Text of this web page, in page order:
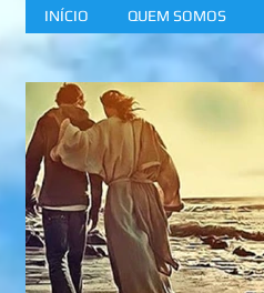
INÍCIO QUEM SOMOS